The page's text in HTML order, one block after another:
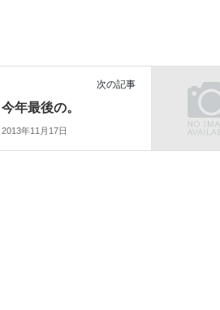
次の記事
今年最後の。
2013年11月17日